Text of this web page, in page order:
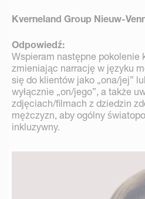
Kverneland Group Nieuw-
Odpowiedź:
Wspieram następne pokolenie
zmieniając narrację w języku
się do klientów jako „ona/jej”
wyłącznie „on/jego”, a także
zdjęciach/filmach z dziedzin
mężczyzn, aby ogólny
inkluzywny.